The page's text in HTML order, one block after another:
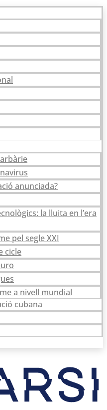
anunciada?
la lluita en l’era
pel segle XXI
cicle
a nivell mundial
cubana